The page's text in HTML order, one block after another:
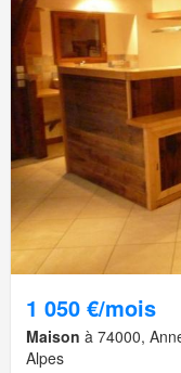
1 050 €/mois
Maison à 74000,
Alpes